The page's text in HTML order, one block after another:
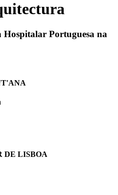
Portuguesa na
DE LISBOA